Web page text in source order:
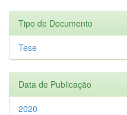
Tipo de Documento
Tese
Data de Publicação
2020